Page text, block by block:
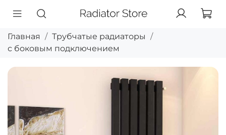
Главная
Трубчатые радиаторы
с боковым подключением